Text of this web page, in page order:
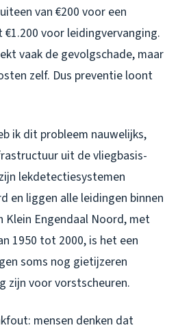
van €200 voor een
voor leidingvervanging.
vaak de gevolgschade, maar
zelf. Dus preventie loont
ik dit probleem nauwelijks,
uit de vliegbasis-
lekdetectiesystemen
en liggen alle leidingen binnen
Klein Engendaal Noord, met
1950 tot 2000, is het een
soms nog gietijzeren
zijn voor vorstscheuren.
mensen denken dat